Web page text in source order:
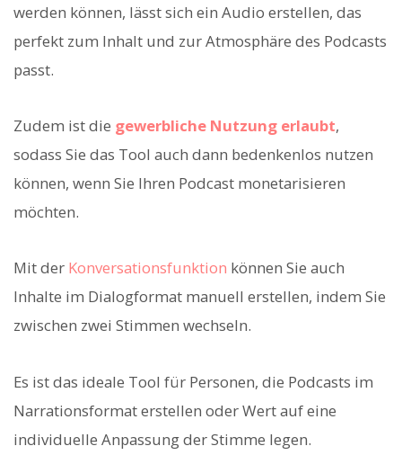
werden können, lässt sich ein Audio erstellen, das
perfekt zum Inhalt und zur Atmosphäre des Podcasts
passt.
Zudem ist die gewerbliche Nutzung erlaubt,
sodass Sie das Tool auch dann bedenkenlos nutzen
können, wenn Sie Ihren Podcast monetarisieren
möchten.
Mit der Konversationsfunktion können Sie auch
Inhalte im Dialogformat manuell erstellen, indem Sie
zwischen zwei Stimmen wechseln.
Es ist das ideale Tool für Personen, die Podcasts im
Narrationsformat erstellen oder Wert auf eine
individuelle Anpassung der Stimme legen.